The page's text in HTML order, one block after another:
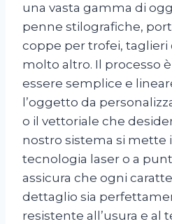
una vasta gamma di
penne stilografiche,
coppe per trofei, taglieri
molto altro. Il processo
essere semplice e
l’oggetto da
o il vettoriale che
nostro sistema si mette
tecnologia laser o a
assicura che ogni
dettaglio sia
resistente all’usura e al